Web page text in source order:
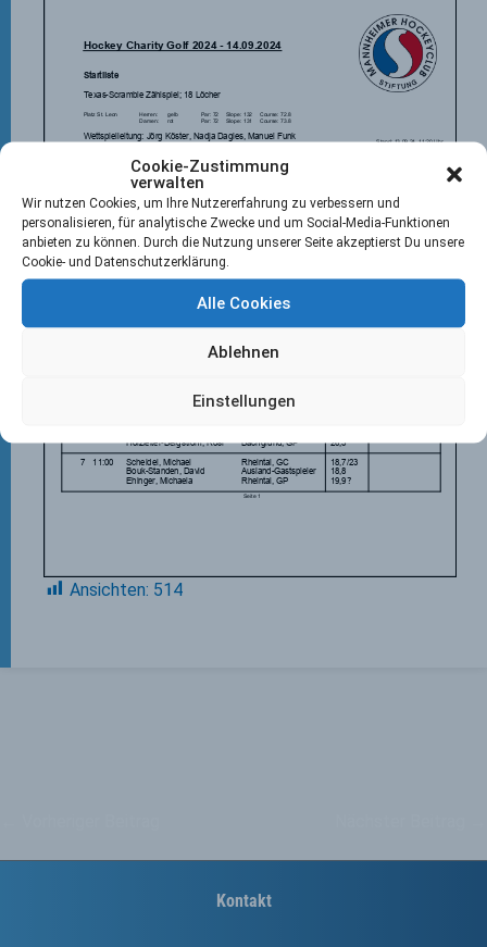
Cookie-Zustimmung
verwalten
Wir nutzen Cookies, um Ihre Nutzererfahrung zu verbessern und
personalisieren, für analytische Zwecke und um Social-Media-Funktionen
anbieten zu können. Durch die Nutzung unserer Seite akzeptierst Du unsere
Cookie- und Datenschutzerklärung.
Alle Cookies
Ablehnen
Einstellungen
Ansichten: 514
Kontakt